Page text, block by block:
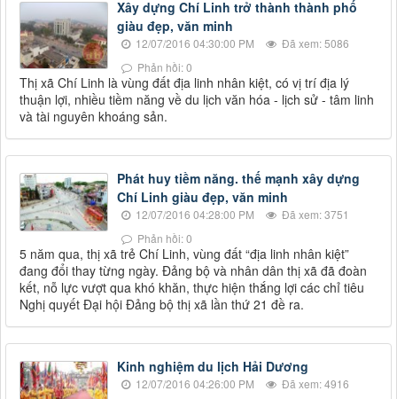
Xây dựng Chí Linh trở thành thành phố
giàu đẹp, văn minh
12/07/2016 04:30:00 PM
Đã xem: 5086
Phản hồi: 0
Thị xã Chí Linh là vùng đất địa linh nhân kiệt, có vị trí địa lý
thuận lợi, nhiều tiềm năng về du lịch văn hóa - lịch sử - tâm linh
và tài nguyên khoáng sản.
Phát huy tiềm năng. thế mạnh xây dựng
Chí Linh giàu đẹp, văn minh
12/07/2016 04:28:00 PM
Đã xem: 3751
Phản hồi: 0
5 năm qua, thị xã trẻ Chí Linh, vùng đất “địa linh nhân kiệt”
đang đổi thay từng ngày. Đảng bộ và nhân dân thị xã đã đoàn
kết, nỗ lực vượt qua khó khăn, thực hiện thắng lợi các chỉ tiêu
Nghị quyết Đại hội Đảng bộ thị xã lần thứ 21 đề ra.
Kinh nghiệm du lịch Hải Dương
12/07/2016 04:26:00 PM
Đã xem: 4916